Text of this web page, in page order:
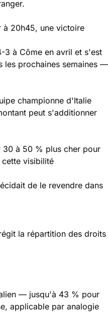
à 20h45, une victoire
3 à Côme en avril et s'est
les prochaines semaines —
championne d'Italie
peut s'additionner
30 à 50 % plus cher pour
visibilité
de le revendre dans
la répartition des droits
— jusqu'à 43 % pour
, applicable par analogie